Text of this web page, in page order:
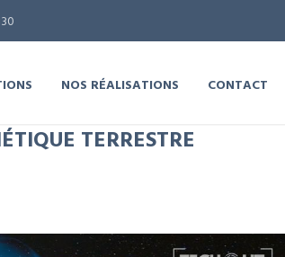
NOS RÉALISATIONS CONTACT
TERRESTRE